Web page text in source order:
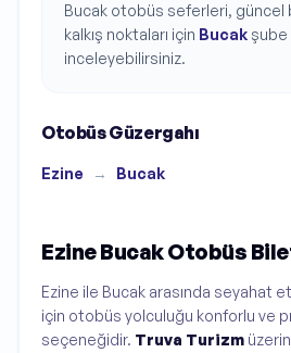
Bucak otobüs seferleri, güncel
kalkış noktaları için Bucakşube
inceleyebilirsiniz.
Otobüs Güzergahı
Ezine → Bucak
Ezine Bucak Otobüs
Ezine ile Bucak arasında seyahat
için otobüs yolculuğu konforlu ve
seçeneğidir. Truva Turizm